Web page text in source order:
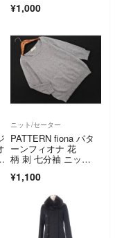
¥1,000
ニット/セーター
PATTERN fiona パタ
ーンフィオナ 花
柄 刺 七分袖 ニッ
レー ■◇ レディース
¥1,100